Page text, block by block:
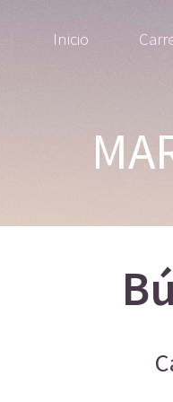
Inicio